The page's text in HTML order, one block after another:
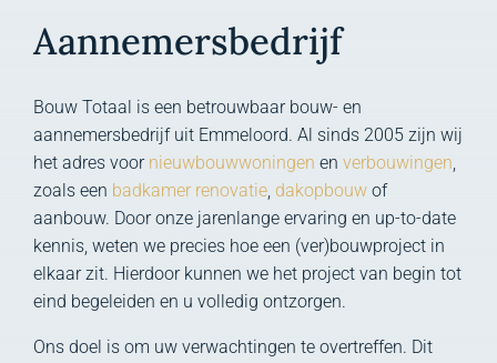
Aannemersbedrijf
Bouw Totaal is een betrouwbaar bouw- en
aannemersbedrijf uit Emmeloord. Al sinds 2005 zijn wij
het adres voor nieuwbouwwoningen en verbouwingen,
zoals een badkamer renovatie, dakopbouw of
aanbouw. Door onze jarenlange ervaring en up-to-date
kennis, weten we precies hoe een (ver)bouwproject in
elkaar zit. Hierdoor kunnen we het project van begin tot
eind begeleiden en u volledig ontzorgen.
Ons doel is om uw verwachtingen te overtreffen. Dit